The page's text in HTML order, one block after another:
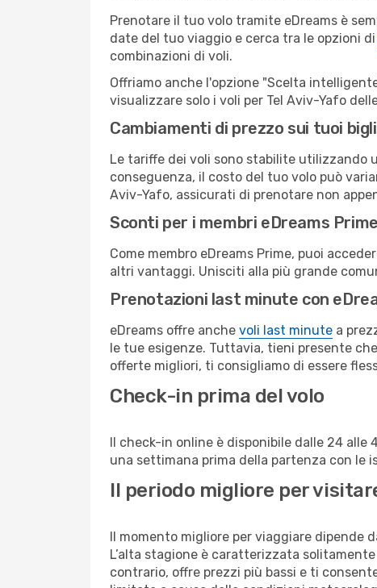
Prenotare il tuo volo tramite eDreams è
date del tuo viaggio e cerca tra le opzioni di
combinazioni di voli.
Offriamo anche l'opzione "Scelta
visualizzare solo i voli per Tel Aviv-Yafo
Cambiamenti di prezzo sui tuoi
Le tariffe dei voli sono stabilite utilizzando
conseguenza, il costo del tuo volo può
Aviv-Yafo, assicurati di prenotare non
Sconti per i membri eDreams Prime
Come membro eDreams Prime, puoi
altri vantaggi. Unisciti alla più grande
Prenotazioni last minute con
eDreams offre anche voli last minute a
le tue esigenze. Tuttavia, tieni presente
offerte migliori, ti consigliamo di essere
Check-in prima del volo
Il check-in online è disponibile dalle 24 alle
una settimana prima della partenza con le
Il periodo migliore per
Il momento migliore per viaggiare dipende
L’alta stagione è caratterizzata
contrario, offre prezzi più bassi e ti